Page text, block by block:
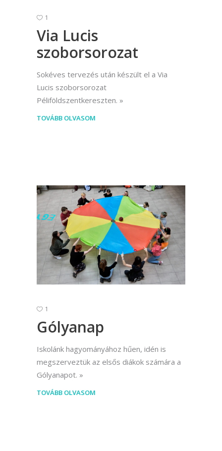
1
Via Lucis
szoborsorozat
Sokéves tervezés után készült el a Via
Lucis szoborsorozat
Péliföldszentkereszten.
TOVÁBB OLVASOM
1
Gólyanap
Iskolánk hagyományához hűen, idén is
megszerveztük az elsős diákok számára a
Gólyanapot.
TOVÁBB OLVASOM